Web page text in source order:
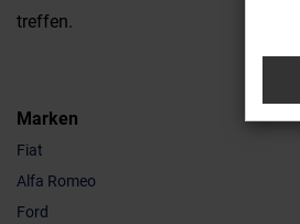
treffen.
Marken
Fiat
Alfa Romeo
Ford